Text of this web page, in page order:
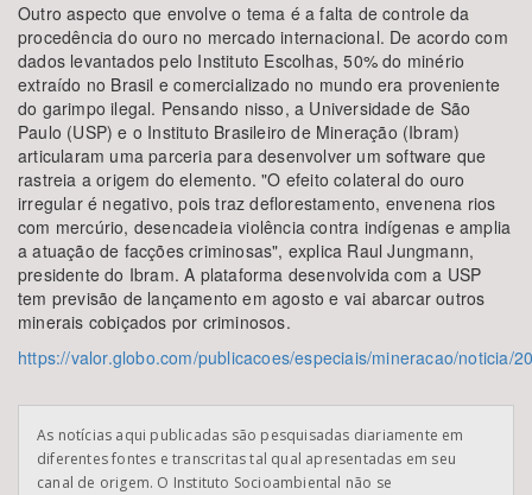
Outro aspecto que envolve o tema é a falta de controle da
procedência do ouro no mercado internacional. De acordo com
dados levantados pelo Instituto Escolhas, 50% do minério
extraído no Brasil e comercializado no mundo era proveniente
do garimpo ilegal. Pensando nisso, a Universidade de São
Paulo (USP) e o Instituto Brasileiro de Mineração (Ibram)
articularam uma parceria para desenvolver um software que
rastreia a origem do elemento. "O efeito colateral do ouro
irregular é negativo, pois traz deflorestamento, envenena rios
com mercúrio, desencadeia violência contra indígenas e amplia
a atuação de facções criminosas", explica Raul Jungmann,
presidente do Ibram. A plataforma desenvolvida com a USP
tem previsão de lançamento em agosto e vai abarcar outros
minerais cobiçados por criminosos.
https://valor.globo.com/publicacoes/especiais/mineracao/noticia/
As notícias aqui publicadas são pesquisadas diariamente em
diferentes fontes e transcritas tal qual apresentadas em seu
canal de origem. O Instituto Socioambiental não se